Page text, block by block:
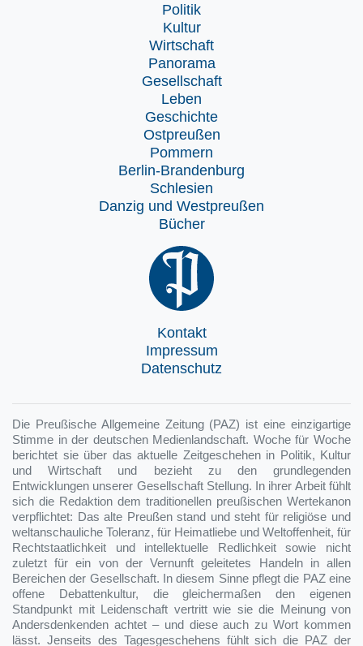
Politik
Kultur
Wirtschaft
Panorama
Gesellschaft
Leben
Geschichte
Ostpreußen
Pommern
Berlin-Brandenburg
Schlesien
Danzig und Westpreußen
Bücher
Kontakt
Impressum
Datenschutz
Die Preußische Allgemeine Zeitung (PAZ) ist eine einzigartige
Stimme in der deutschen Medienlandschaft. Woche für Woche
berichtet sie über das aktuelle Zeitgeschehen in Politik, Kultur
und Wirtschaft und bezieht zu den grundlegenden
Entwicklungen unserer Gesellschaft Stellung. In ihrer Arbeit fühlt
sich die Redaktion dem traditionellen preußischen Wertekanon
verpflichtet: Das alte Preußen stand und steht für religiöse und
weltanschauliche Toleranz, für Heimatliebe und Weltoffenheit, für
Rechtstaatlichkeit und intellektuelle Redlichkeit sowie nicht
zuletzt für ein von der Vernunft geleitetes Handeln in allen
Bereichen der Gesellschaft. In diesem Sinne pflegt die PAZ eine
offene Debattenkultur, die gleichermaßen den eigenen
Standpunkt mit Leidenschaft vertritt wie sie die Meinung von
Andersdenkenden achtet – und diese auch zu Wort kommen
lässt. Jenseits des Tagesgeschehens fühlt sich die PAZ der